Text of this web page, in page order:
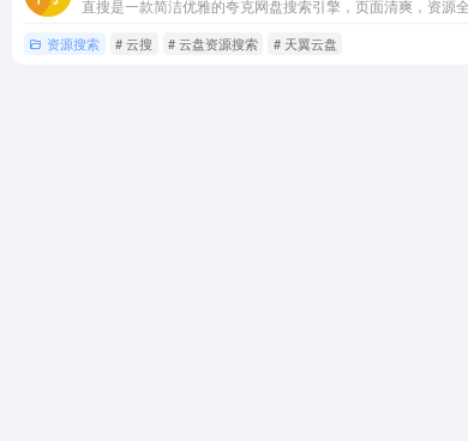
资源搜索 # 云搜 # 云盘资源搜索 # 天翼云盘